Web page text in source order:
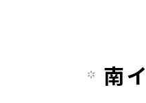
南